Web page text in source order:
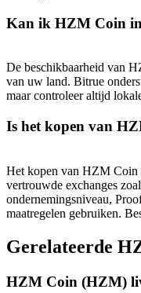
BTC Flexible
Win prijzen en
Log in Aanmelden
Kan ik HZM Coin
De beschikbaarheid van
van uw land. Bitrue
maar controleer altijd
Is het kopen van
Het kopen van HZM Coin
vertrouwde exchanges
ondernemingsniveau,
maatregelen gebruiken.
Gerelateerde
HZM Coin (HZM)